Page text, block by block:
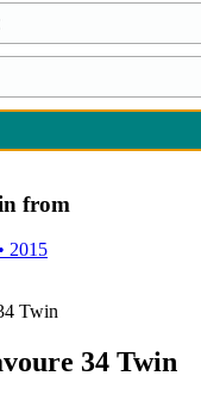
from
2015
Twin
34 Twin